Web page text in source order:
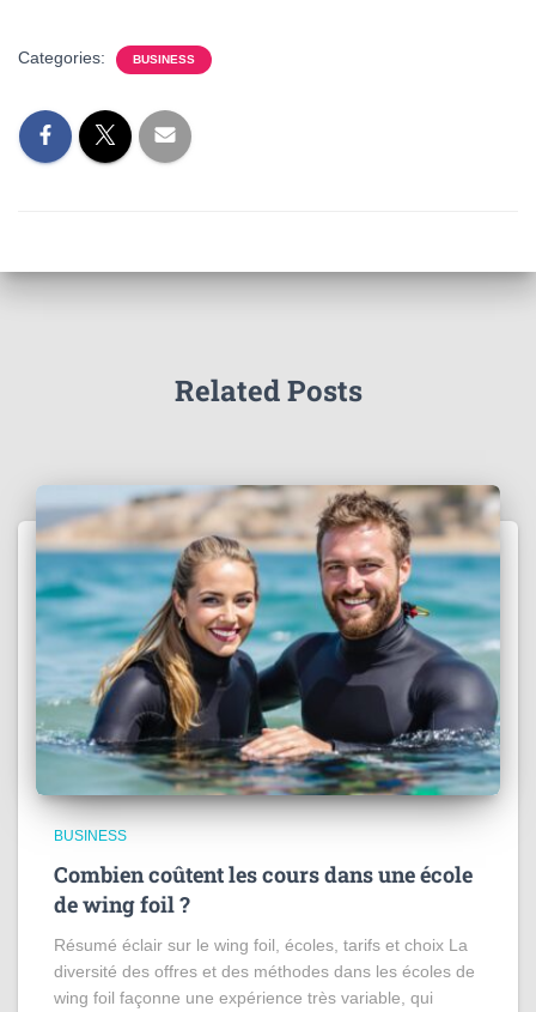
Categories: BUSINESS
Related Posts
BUSINESS
Combien coûtent les cours dans une école
de wing foil ?
Résumé éclair sur le wing foil, écoles, tarifs et choix La
diversité des offres et des méthodes dans les écoles de
wing foil façonne une expérience très variable, qui